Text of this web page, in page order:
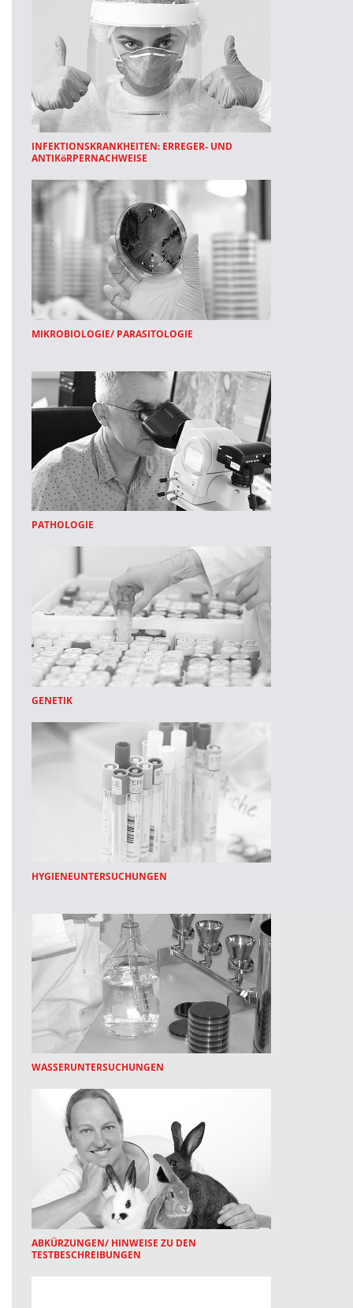
INFEKTIONSKRANKHEITEN: ERREGER- UND
ANTIKöRPERNACHWEISE
MIKROBIOLOGIE/ PARASITOLOGIE
PATHOLOGIE
GENETIK
HYGIENEUNTERSUCHUNGEN
WASSERUNTERSUCHUNGEN
ABKÜRZUNGEN/ HINWEISE ZU DEN
TESTBESCHREIBUNGEN